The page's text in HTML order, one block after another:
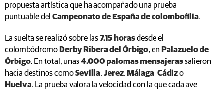
propuesta artística que ha acompañado una prueba
puntuable del Campeonato de España de colombofilia.
La suelta se realizó sobre las7.15 horasdesde el
colombódromo Derby Ribera del Órbigo, en Palazuelo de
Órbigo. En total, unas4.000 palomas mensajerassalieron
hacia destinos comoSevilla, Jerez, Málaga, Cádizo
Huelva. La prueba valora la velocidad con la que cada ave